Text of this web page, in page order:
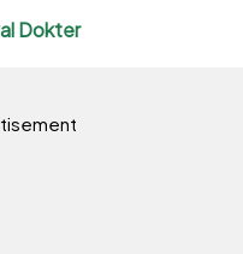
Dokter